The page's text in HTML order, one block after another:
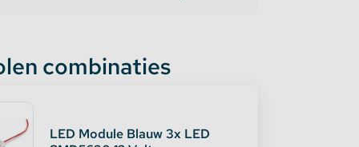
combinaties
LED Module Blauw 3x LED